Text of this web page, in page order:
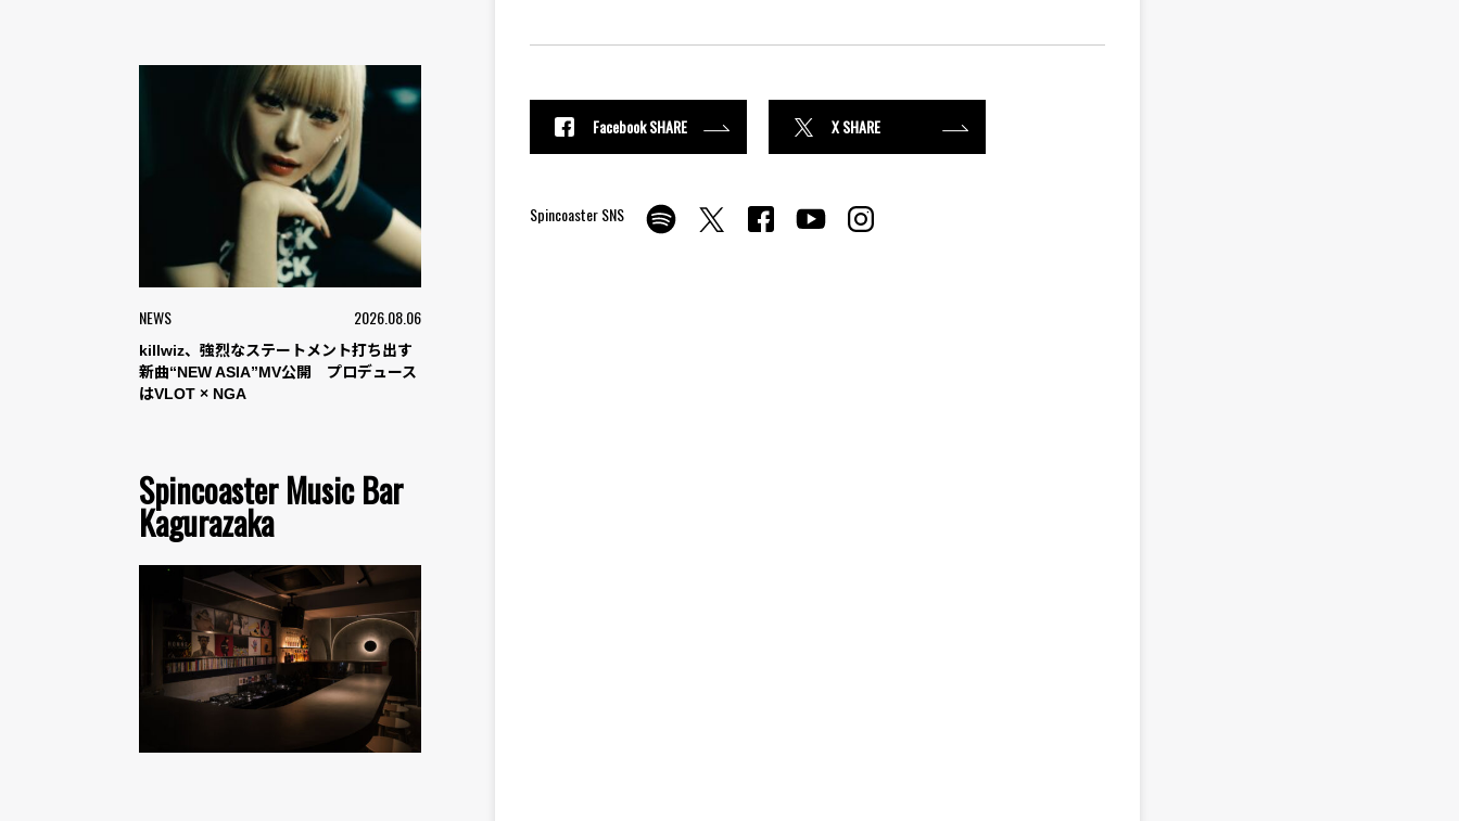
NEWS 2026.08.06
killwiz、強烈なステートメント打ち出す
新曲“NEW ASIA”MV公開 プロデュース
はVLOT × NGA
Spincoaster Music Bar
Kagurazaka
Facebook SHARE X SHARE
Spincoaster SNS